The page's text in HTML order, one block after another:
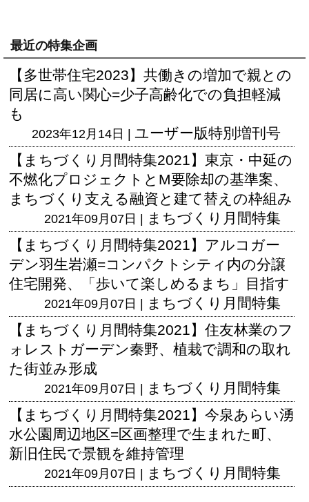
最近の特集企画
【多世帯住宅2023】共働きの増加で親との
同居に高い関心=少子高齢化での負担軽減
も
2023年12月14日 | ユーザー版特別増刊号
【まちづくり月間特集2021】東京・中延の
不燃化プロジェクトとM要除却の基準案、
まちづくり支える融資と建て替えの枠組み
2021年09月07日 | まちづくり月間特集
【まちづくり月間特集2021】アルコガー
デン羽生岩瀬=コンパクトシティ内の分譲
住宅開発、「歩いて楽しめるまち」目指す
2021年09月07日 | まちづくり月間特集
【まちづくり月間特集2021】住友林業のフ
ォレストガーデン秦野、植栽で調和の取れ
た街並み形成
2021年09月07日 | まちづくり月間特集
【まちづくり月間特集2021】今泉あらい湧
水公園周辺地区=区画整理で生まれた町、
新旧住民で景観を維持管理
2021年09月07日 | まちづくり月間特集